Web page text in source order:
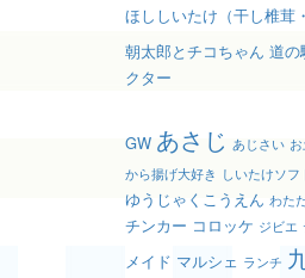
ほししいたけ（干し椎茸
朝太郎とチコちゃん 道
クター
GW あさじ あじさい
から揚げ大好き しいたけソフ
ゆうじゃくこうえん わた
チンカー コロッケ ジビエ
メイド マルシェ ランチ